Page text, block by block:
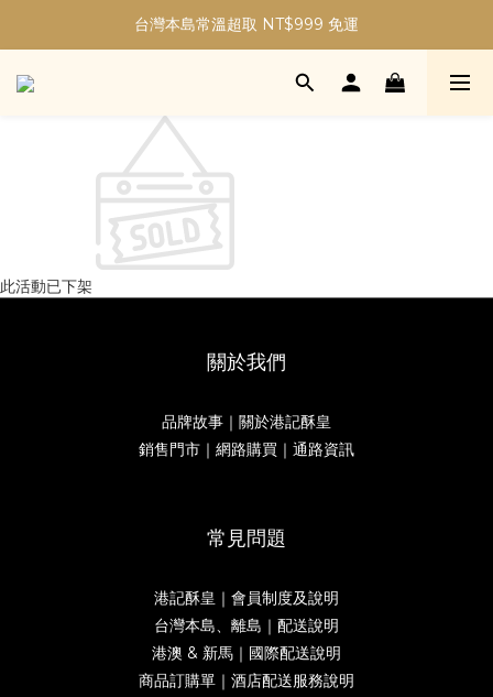
加入會員現折30元購物金｜最高5%購物金無上限！
台灣本島常溫超取 NT$999 免運
加入會員現折30元購物金｜最高5%購物金無上限！
此活動已下架
關於我們
品牌故事｜關於港記酥皇
銷售門市｜網路購買｜通路資訊
常見問題
港記酥皇｜會員制度及說明
台灣本島、離島｜配送說明
港澳 & 新馬｜國際配送說明
商品訂購單｜酒店配送服務說明